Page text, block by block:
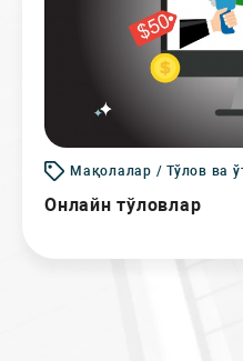
Мақолалар / Тўлов ва
Онлайн тўловлар